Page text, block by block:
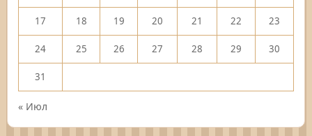
17 18 19 20 21 22 23
24 25 26 27 28 29 30
31
« Июл